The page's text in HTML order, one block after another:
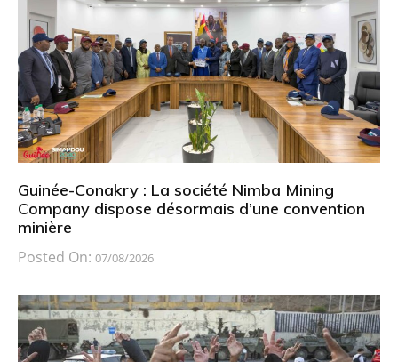
Guinée-Conakry : La société Nimba Mining
Company dispose désormais d’une convention
minière
Posted On: 07/08/2026